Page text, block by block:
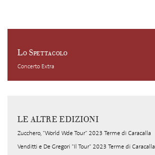
Lo Spettacolo
Concerto Extra
LE ALTRE EDIZIONI
Zucchero, "World Wde Tour" 2023 Terme di Caracalla
Venditti e De Gregori "Il Tour" 2023 Terme di Caracalla